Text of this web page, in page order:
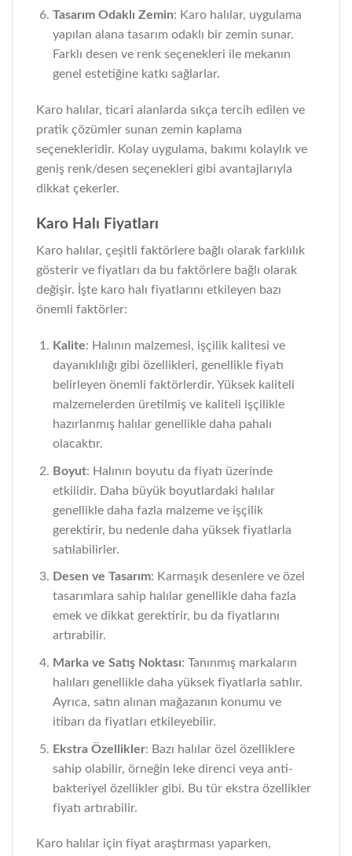
Tasarım Odaklı Zemin: Karo halılar, uygulama
yapılan alana tasarım odaklı bir zemin sunar.
Farklı desen ve renk seçenekleri ile mekanın
genel estetiğine katkı sağlarlar.
Karo halılar, ticari alanlarda sıkça tercih edilen ve
pratik çözümler sunan zemin kaplama
seçenekleridir. Kolay uygulama, bakımı kolaylık ve
geniş renk/desen seçenekleri gibi avantajlarıyla
dikkat çekerler.
Karo Halı Fiyatları
Karo halılar, çeşitli faktörlere bağlı olarak farklılık
gösterir ve fiyatları da bu faktörlere bağlı olarak
değişir. İşte karo halı fiyatlarını etkileyen bazı
önemli faktörler:
Kalite: Halının malzemesi, işçilik kalitesi ve
dayanıklılığı gibi özellikleri, genellikle fiyatı
belirleyen önemli faktörlerdir. Yüksek kaliteli
malzemelerden üretilmiş ve kaliteli işçilikle
hazırlanmış halılar genellikle daha pahalı
olacaktır.
Boyut: Halının boyutu da fiyatı üzerinde
etkilidir. Daha büyük boyutlardaki halılar
genellikle daha fazla malzeme ve işçilik
gerektirir, bu nedenle daha yüksek fiyatlarla
satılabilirler.
Desen ve Tasarım: Karmaşık desenlere ve özel
tasarımlara sahip halılar genellikle daha fazla
emek ve dikkat gerektirir, bu da fiyatlarını
artırabilir.
Marka ve Satış Noktası: Tanınmış markaların
halıları genellikle daha yüksek fiyatlarla satılır.
Ayrıca, satın alınan mağazanın konumu ve
itibarı da fiyatları etkileyebilir.
Ekstra Özellikler: Bazı halılar özel özelliklere
sahip olabilir, örneğin leke direnci veya anti-
bakteriyel özellikler gibi. Bu tür ekstra özellikler
fiyatı artırabilir.
Karo halılar için fiyat araştırması yaparken,